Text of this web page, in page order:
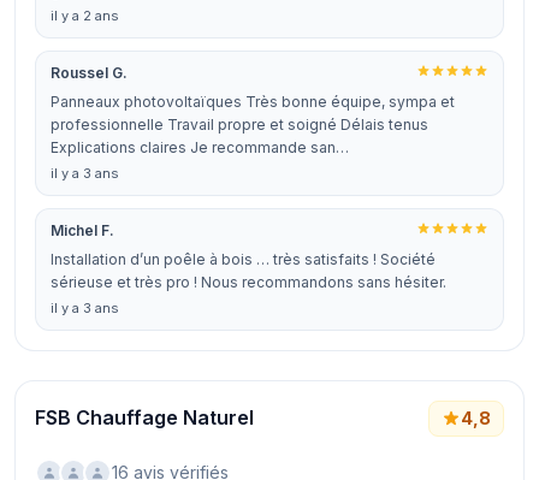
il y a 2 ans
Roussel G.
Panneaux photovoltaïques Très bonne équipe, sympa et
professionnelle Travail propre et soigné Délais tenus
Explications claires Je recommande san…
il y a 3 ans
Michel F.
Installation d’un poêle à bois … très satisfaits ! Société
sérieuse et très pro ! Nous recommandons sans hésiter.
il y a 3 ans
FSB Chauffage Naturel 4,8
16 avis vérifiés